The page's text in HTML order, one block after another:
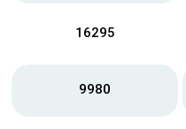
16295
9980